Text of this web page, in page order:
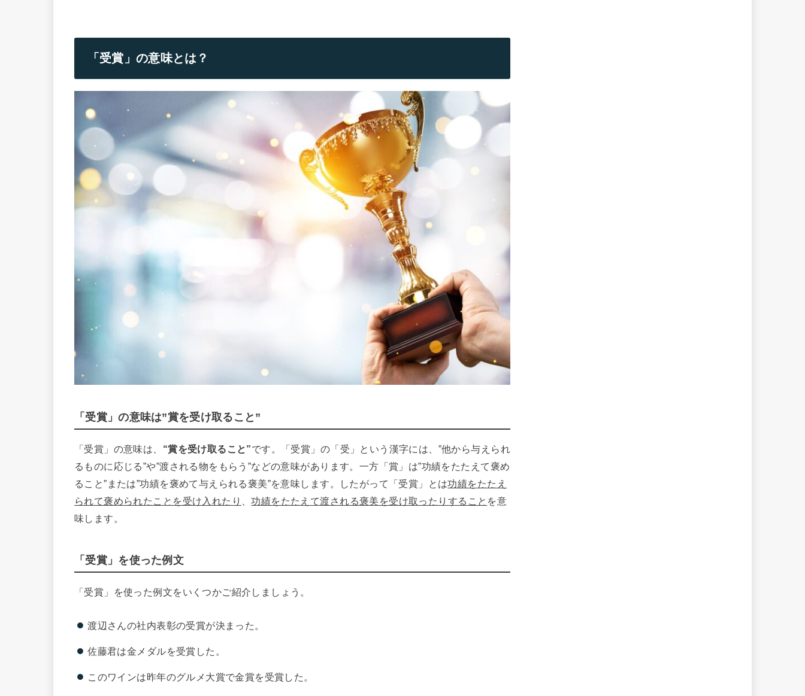
「受賞」の意味とは？
「受賞」の意味は”賞を受け取ること”
「受賞」の意味は、 “賞を受け取ること”です。「受賞」の「受」という漢字には、”他から与えられ
るものに応じる”や”渡される物をもらう”などの意味があります。一方「賞」は”功績をたたえて褒め
ること”または”功績を褒めて与えられる褒美”を意味します。したがって「受賞」とは功績をたたえ
られて褒められたことを受け入れたり
、功績をたたえて渡される褒美を受け取ったりすること を意
味します。
「受賞」を使った例文
「受賞」を使った例文をいくつかご紹介しましょう。
渡辺さんの社内表彰の受賞が決まった。
佐藤君は金メダルを受賞した。
このワインは昨年のグルメ大賞で金賞を受賞した。